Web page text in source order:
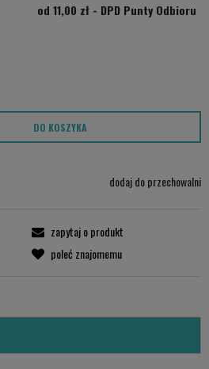
od 11,00 zł - DPD Punty Odbioru
kosztów płatności
DO KOSZYKA
dodaj do przechowalni
zapytaj o produkt
poleć znajomemu